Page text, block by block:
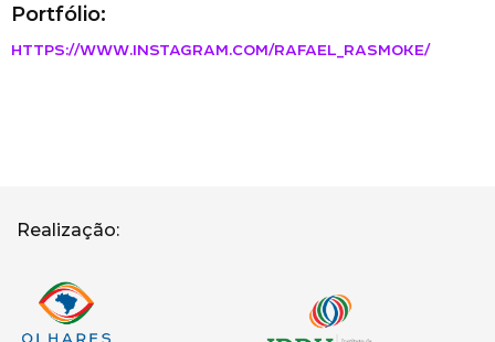
Portfólio:
https://www.instagram.com/rafael_rasmoke/
Realização: